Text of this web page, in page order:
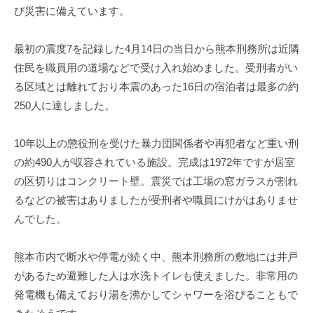
び災害に備えています。
最初の震度7を記録した4月14日の当日から熊本刑務所は近隣
住民を職員用の道場などで受け入れ始めました。受刑者がい
る区域とは離れており本震のあった16日の宿泊者は最多の約
250人に達しました。
10年以上の懲役刑を受けた暴力団関係者や再犯者など重い刑
の約490人が収容されている施設。完成は1972年ですが居室
の区切りはコンクリート壁。震災では工場の窓ガラスが割れ
るなどの被害はありましたが受刑者や職員にけがはありませ
んでした。
熊本市内で断水や停電が続く中、熊本刑務所の敷地には井戸
があるため避難した人は水洗トイレも使えました。非常用の
発電機も備えており湯を沸かしてシャワーを浴びることもで